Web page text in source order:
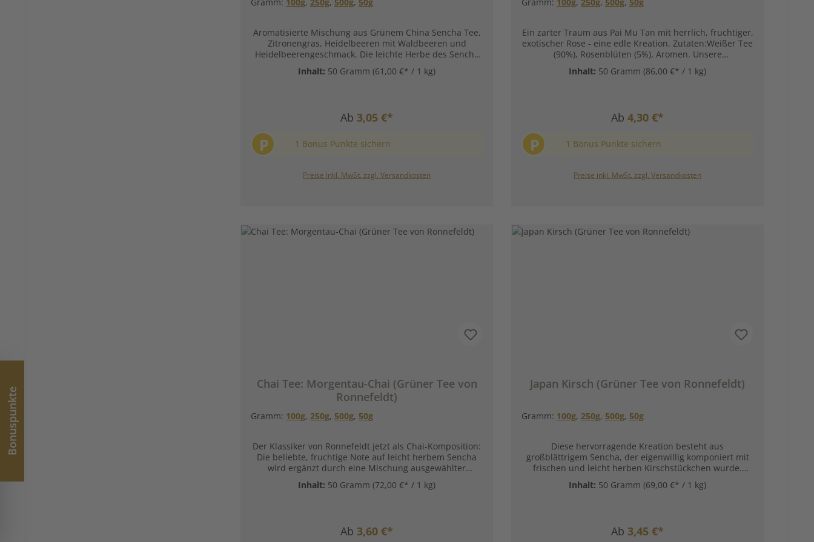
Aromatisierte Mischung aus Grünem China Sencha Tee,
Zitronengras, Heidelbeeren mit Waldbeeren und
Heidelbeerengeschmack. Die leichte Herbe des Sencha
und der Heidelbeeren komponiert mit der Frische von
Zitronengras - ein fruchtiges und cremiges Erlebnis.
Inhalt: 50 Gramm (61,00 €* / 1 kg)
Ab 3,05 €*
P 1 Bonus Punkte sichern
Preise inkl. MwSt. zzgl. Versandkosten
Ein zarter Traum aus Pai Mu Tan mit herrlich, fruchtiger,
exotischer Rose - eine edle Kreation. Zutaten:Weißer Tee
(90%), Rosenblüten (5%), Aromen. Unsere
Zubereitungsempfehlung für Aromatisierter Weißer Tee
Inhalt: 50 Gramm (86,00 €* / 1 kg)
Ab 4,30 €*
P 1 Bonus Punkte sichern
Preise inkl. MwSt. zzgl. Versandkosten
Chai Tee: Morgentau-Chai (Grüner Tee von
Ronnefeldt)
Gramm: 100g, 250g, 500g, 50g
Der Klassiker von Ronnefeldt jetzt als Chai-Komposition:
Die beliebte, fruchtige Note auf leicht herbem Sencha
wird ergänzt durch eine Mischung ausgewählter
Gewürze und Blüten. Nun gibt es den beliebten
Klassiker "Morgentau" von Ronnefeldt jetzt auch als
Sonnenblumenblüten, Rosenblüten, Kornblumenblüten.
Inhalt: 50 Gramm (72,00 €* / 1 kg)
Ab 3,60 €*
Japan Kirsch (Grüner Tee von Ronnefeldt)
Gramm: 100g, 250g, 500g, 50g
Diese hervorragende Kreation besteht aus
großblättrigem Sencha, der eigenwillig komponiert mit
frischen und leicht herben Kirschstückchen wurde.
Durch diese Komponenten verfügt diese Mischung über
einen aromatischen Geschmack. Zutaten:Grüner China
Inhalt: 50 Gramm (69,00 €* / 1 kg)
Ab 3,45 €*
Bonuspunkte